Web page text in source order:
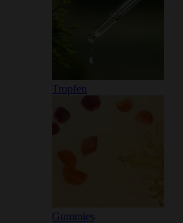
Tropfen
Gummies